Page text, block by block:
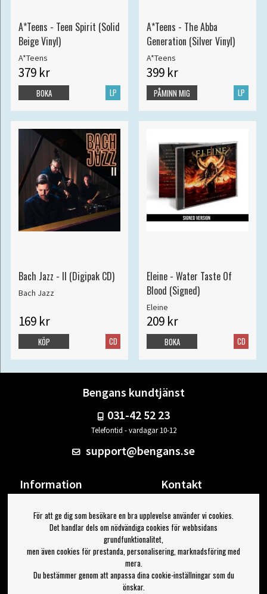
A*Teens - Teen Spirit (Solid
Beige Vinyl)
A*Teens
379 kr
LP
BOKA
A*Teens - The Abba
Generation (Silver Vinyl)
A*Teens
399 kr
LP
PÅMINN MIG
Bach Jazz - II (Digipak CD)
Bach Jazz
169 kr
CD
KÖP
Eleine - Water Taste Of
Blood (Signed)
Eleine
209 kr
CD
BOKA
Bengans kundtjänst
031-42 52 23
Telefontid - vardagar 10-12
support@bengans.se
Information
Om Bengans
FAQ / Köp- & Leveransvillkor
Kontakt
Din sida
Logga ut
Jag vill ha tips från Bengans
För att ge dig som besökare en bra upplevelse använder vi cookies.
Det handlar dels om nödvändiga cookies för webbsidans
grundfunktionalitet,
men även cookies för prestanda, personalisering, marknadsföring med
mera.
Du bestämmer genom att anpassa dina cookie-inställningar som du
önskar.